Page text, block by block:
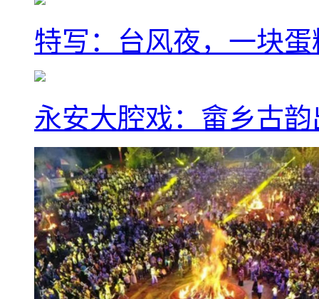
特写：台风夜，一块
永安大腔戏：畲乡古